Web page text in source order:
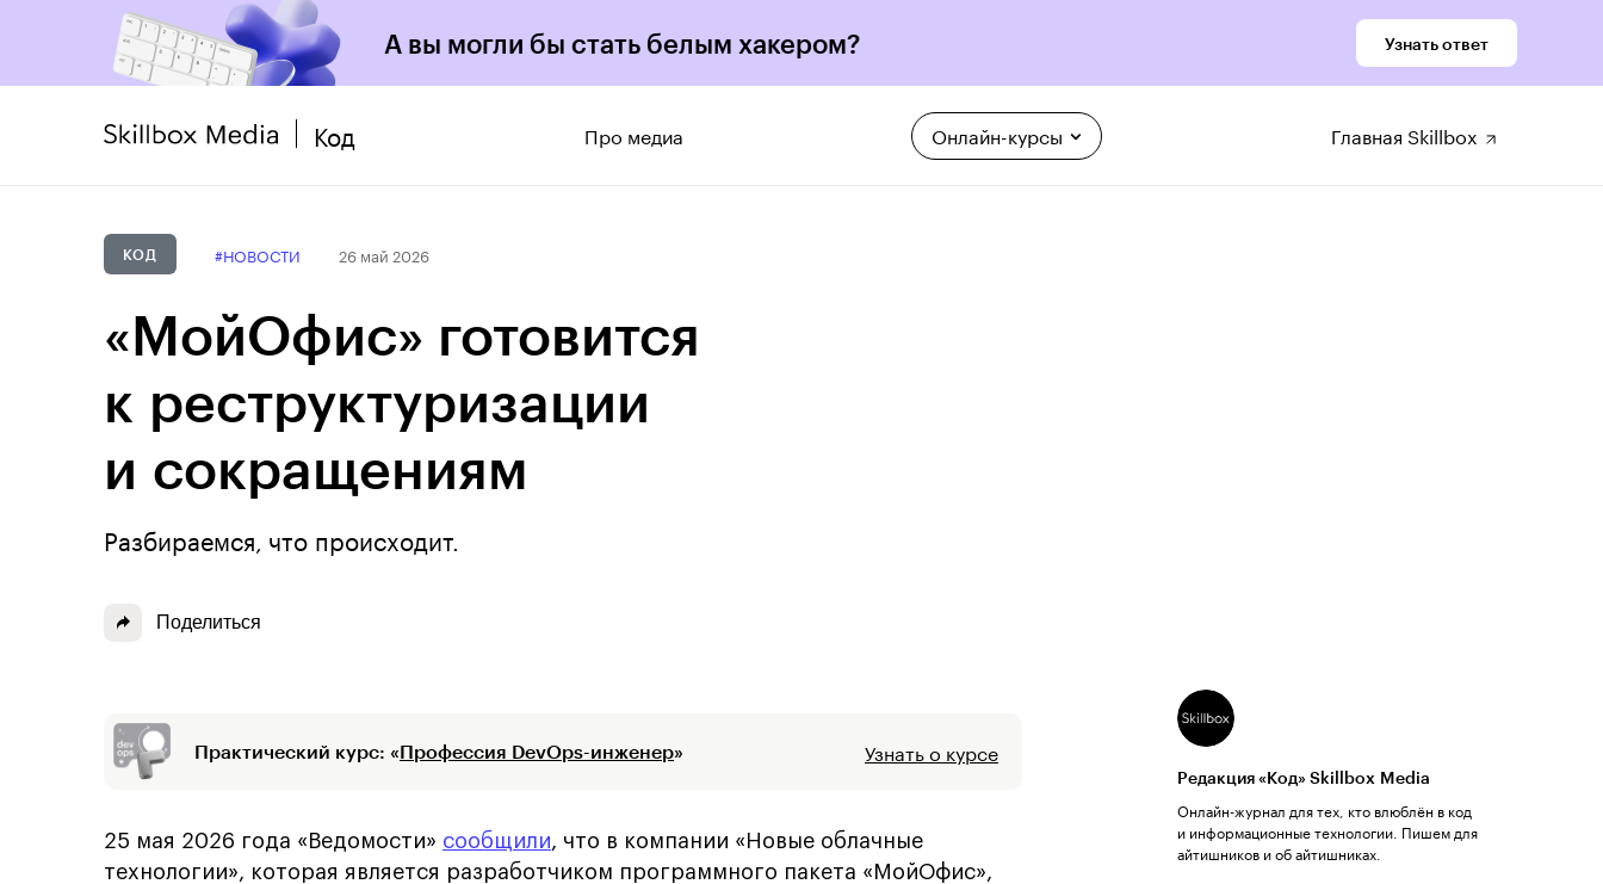
А вы могли бы стать белым хакером? Узнать ответ
Код Про медиа Онлайн-курсы Главная Skillbox
КОД #НОВОСТИ 26 май 2026
«МойОфис» готовится
к реструктуризации
и сокращениям
Разбираемся, что происходит.
Поделиться
Редакция «Код» Skillbox Media
Онлайн-журнал для тех, кто влюблён в код
и информационные технологии. Пишем для
айтишников и об айтишниках.
Практический курс: «Профессия DevOps-инженер» Узнать о курсе
25 мая 2026 года «Ведомости» сообщили, что в компании «Новые облачные
технологии», которая является разработчиком программного пакета «МойОфис»,